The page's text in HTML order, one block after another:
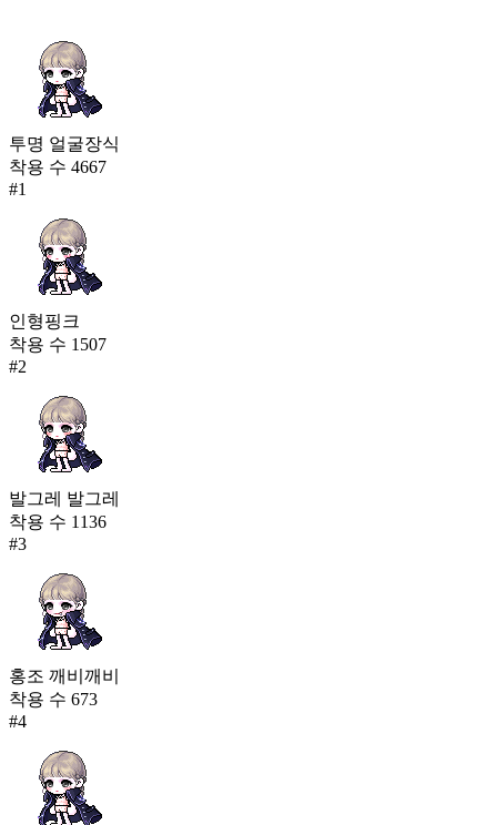
투명 얼굴장식
착용 수 4667
#1
인형핑크
착용 수 1507
#2
발그레 발그레
착용 수 1136
#3
홍조 깨비깨비
착용 수 673
#4